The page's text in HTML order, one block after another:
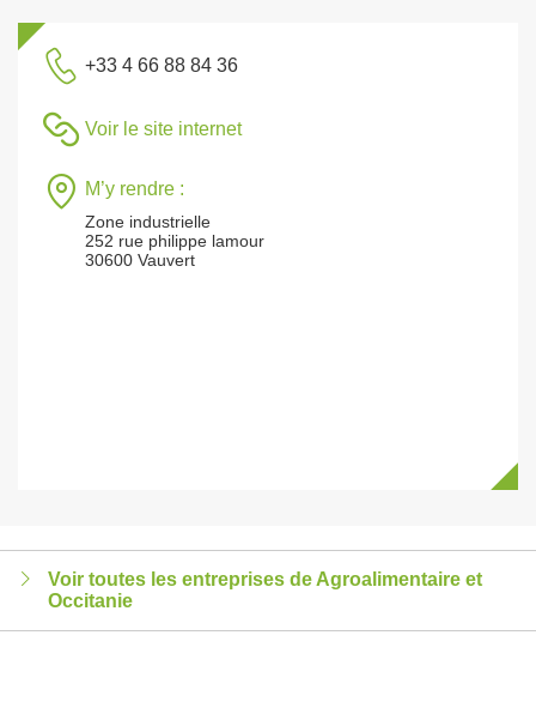
+33 4 66 88 84 36
Voir le site internet
M’y rendre :
Zone industrielle
252 rue philippe lamour
30600 Vauvert
Voir toutes les entreprises de Agroalimentaire et
Occitanie